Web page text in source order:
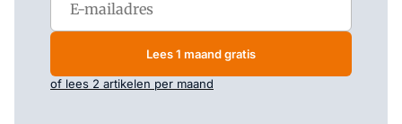
Lees 1 maand gratis
of lees 2 artikelen per maand